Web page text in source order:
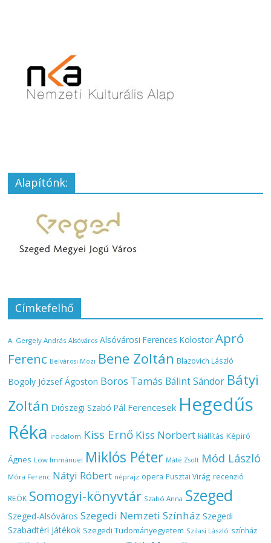
Alapítónk:
Címkefelhő
A. Gergely András Alsóváros Alsóvárosi Ferences Kolostor Apró
Ferenc Belvárosi Mozi Bene Zoltán Blazovich László
Bogoly József Ágoston Boros Tamás Bálint Sándor Bátyi
Zoltán Diószegi Szabó Pál Ferencesek Hegedűs
Réka irodalom Kiss Ernő Kiss Norbert kiállítás Képiró
Ágnes Löw Immánuel Miklós Péter Máté Zsolt Mód László
Móra Ferenc Nátyi Róbert néprajz opera Pusztai Virág recenzió
REÖK Somogyi-könyvtár Szabó Anna Szeged
Szeged-Alsóváros Szegedi Nemzeti Színház Szegedi
Szabadtéri Játékok Szegedi Tudományegyetem Szilasi László színház